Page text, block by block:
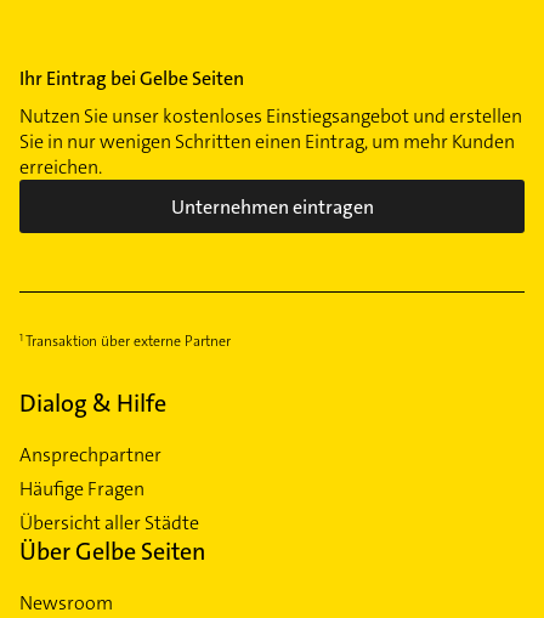
Ihr Eintrag bei Gelbe Seiten
Nutzen Sie unser kostenloses Einstiegsangebot und erstellen
Sie in nur wenigen Schritten einen Eintrag, um mehr Kunden
erreichen.
Unternehmen eintragen
Transaktion über externe Partner
Dialog & Hilfe
Ansprechpartner
Häufige Fragen
Übersicht aller Städte
Über Gelbe Seiten
Newsroom